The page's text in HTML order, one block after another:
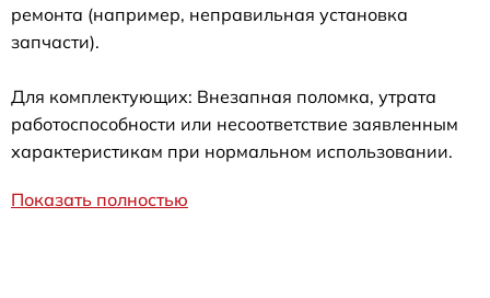
ремонта (например, неправильная установка
запчасти).
Для комплектующих: Внезапная поломка, утрата
работоспособности или несоответствие заявленным
характеристикам при нормальном использовании.
Показать полностью